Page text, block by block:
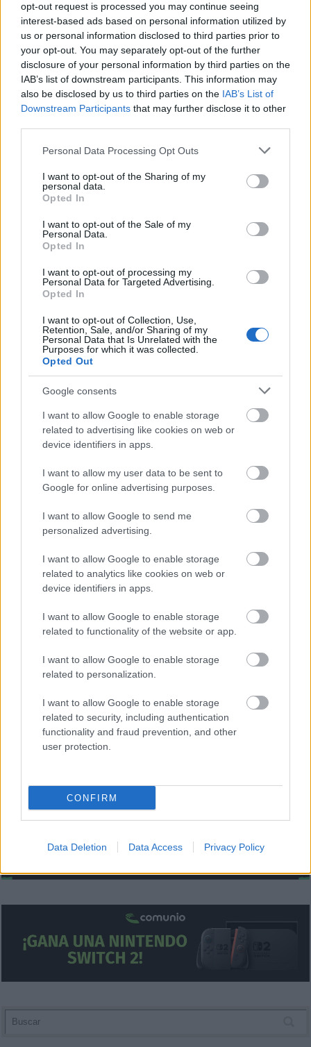
opt-out request is processed you may continue seeing
interest-based ads based on personal information utilized by
us or personal information disclosed to third parties prior to
your opt-out. You may separately opt-out of the further
disclosure of your personal information by third parties on the
IAB’s list of downstream participants. This information may
also be disclosed by us to third parties on the IAB’s List of
Downstream Participants that may further disclose it to other
Please note that this website/app uses one or more Google
not limited to your visit or usage behaviour. You may click to
grant or deny consent to Google and its third-party tags to
use your data for below specified purposes in below Google
consent section.
Personal Data Processing Opt Outs
I want to opt-out of the Sharing of my
personal data.
Opted In
I want to opt-out of the Sale of my
Personal Data.
Opted In
I want to opt-out of processing my
Personal Data for Targeted Advertising.
Opted In
I want to opt-out of Collection, Use,
Retention, Sale, and/or Sharing of my
Personal Data that Is Unrelated with the
Purposes for which it was collected.
Opted Out
Google consents
I want to allow Google to enable storage
related to advertising like cookies on web or
device identifiers in apps.
I want to allow my user data to be sent to
Google for online advertising purposes.
I want to allow Google to send me
personalized advertising.
I want to allow Google to enable storage
related to analytics like cookies on web or
device identifiers in apps.
I want to allow Google to enable storage
related to functionality of the website or app.
I want to allow Google to enable storage
related to personalization.
I want to allow Google to enable storage
related to security, including authentication
functionality and fraud prevention, and other
user protection.
CONFIRM
Data Deletion Data Access Privacy Policy
millones tras una subida de 1.480.000 € entre el 1 y 7 de
Sancet (1,4 millones), Brahim Díaz (1,2 millones) y Saúl
Ñíguez (1,1 millones) son otros de los jugadores más
revalorizados de los últimos 7 días.
Consejos: tres futbolistas a comprar y uno a vender
jugador de gran relación calidad-
precio, una inversión futura, un
venta obligada antes de empezar
Cero y caída de Lewandowski
El futbolista más devaluado de la semana en Comunio ha
Robert Lewandowski . El delantero del Barcelona no
jugó por descanso en el partido del martes contra el
estas no son las razones por las que ha caído su precio en
jugadores caros que bajan de precio, es su alto valor de
mercado y la gran volatilidad asociada al mismo.
Quien si bajó su precio por una razón bastante lógica es
Eduardo Camavinga, concretamente 1,4 millones. El
a jugar hasta 2025. Dani Olmo, otro de los jugadores más
caros, también se depreció esta semana en 1,3 millones. El
molestias, pero reapareció en el duelo ante el Mallorca de la
jornada extra 19.
El otro futbolista que bajó su precio en más de 1 millón en
los últimos 7 días fue Alexander Sorloth, concretamente
de forma con 3 goles en los últimos cuatro partidos, pero el
ser suplente habitual en el Atleti (cinco partidos seguidos),
servicios.
¿Aún no juegas a Comunio? Regístrate, ¡gratis!